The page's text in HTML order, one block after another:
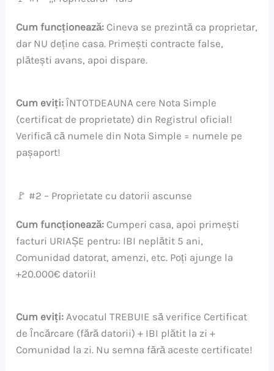
Cum funcționează: Cineva se prezintă ca proprietar,
dar NU deține casa. Primești contracte false,
plătești avans, apoi dispare.
Cum eviți: ÎNTOTDEAUNA cere Nota Simple
(certificat de proprietate) din Registrul oficial!
Verifică că numele din Nota Simple = numele pe
pașaport!
🚩 #2 – Proprietate cu datorii ascunse
Cum funcționează: Cumperi casa, apoi primești
facturi URIAȘE pentru: IBI neplătit 5 ani,
Comunidad datorat, amenzi, etc. Poți ajunge la
+20.000€ datorii!
Cum eviți: Avocatul TREBUIE să verifice Certificat
de Încărcare (fără datorii) + IBI plătit la zi +
Comunidad la zi. Nu semna fără aceste certificate!